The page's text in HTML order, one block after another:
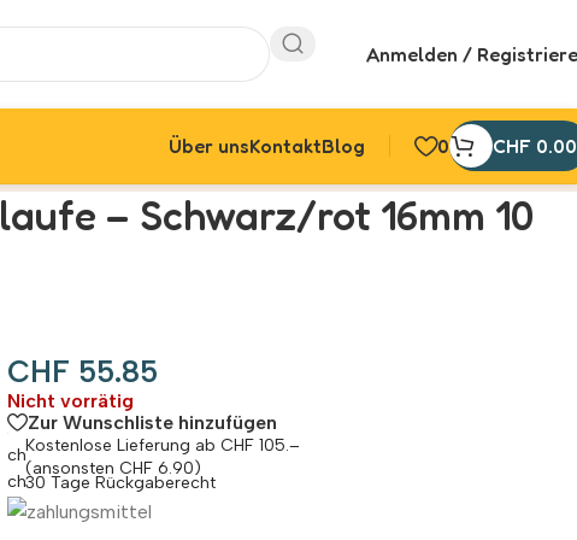
Anmelden /
Über unsKontaktBlog 0 CHF 0.00
– Schwarz/rot 16mm 10
CHF 55.85
Nicht vorrätig
Zur Wunschliste hinzufügen
Kostenlose Lieferung ab CHF 105.–
(ansonsten CHF 6.90)
30 Tage Rückgaberecht